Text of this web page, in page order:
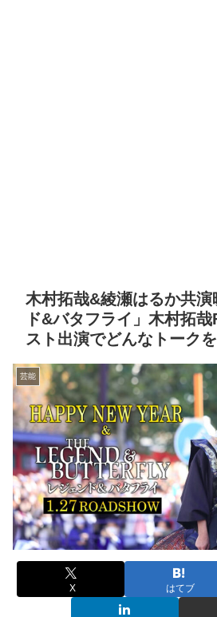
木村拓哉&綾瀬はるか共
ド&バタフライ」木村拓
スト出演でどんなトーク
芸能
X はてブ